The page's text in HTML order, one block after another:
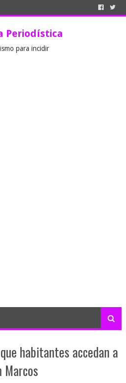
Periodística
para incidir
habitantes accedan a
Marcos